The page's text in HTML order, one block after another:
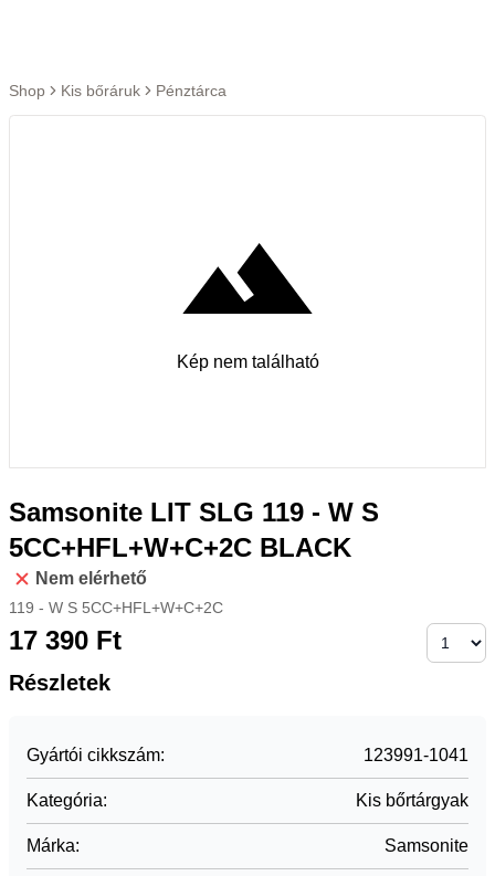
Ugrás a tartalomra
Shop Kis bőráruk Pénztárca
Kép nem található
Samsonite LIT SLG 119 - W S
5CC+HFL+W+C+2C BLACK
Nem elérhető
119 - W S 5CC+HFL+W+C+2C
17 390 Ft
Részletek
Gyártói cikkszám: 123991-1041
Kategória: Kis bőrtárgyak
Márka: Samsonite